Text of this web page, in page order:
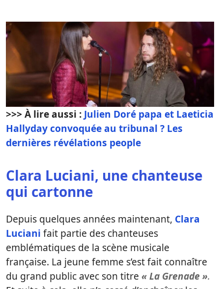
>>> À lire aussi : Julien Doré papa et Laeticia
Hallyday convoquée au tribunal ? Les
dernières révélations people
Clara Luciani, une chanteuse
qui cartonne
Depuis quelques années maintenant, Clara
Luciani fait partie des chanteuses
emblématiques de la scène musicale
française. La jeune femme s’est fait connaître
du grand public avec son titre « La Grenade ».